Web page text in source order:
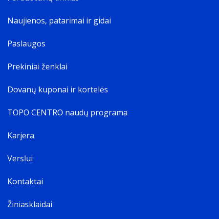
Automatinis
Kraujo spaudimo monitorius
Nukeliautas atstumas
Miego kokybė
Išmanieji perspėjimai
Muzikos grotuvas
Treniruotės sekimas
Karinis standartas
MIL-STD-810H
Mobiliojo tinklo ryšys
Naujienos, patarimai ir gidai
Paslaugos
Prekiniai ženklai
Dovanų kuponai ir kortelės
TOPO CENTRO naudų programa
Karjera
Verslui
Kontaktai
Žiniasklaidai